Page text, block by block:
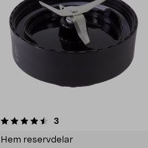
3
Hem reservdelar
4.5av 5 stjärnor